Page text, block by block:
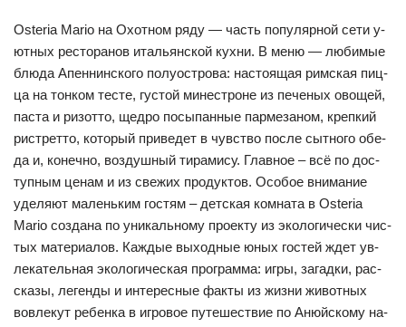
Osteria Mario на Охот­ном ря­ду — часть по­пу­ляр­ной се­ти у­
ют­ных рес­то­ра­нов италь­ян­ской кух­ни. В ме­ню — лю­би­мые
блю­да Апен­нин­ско­го по­лу­ос­тро­ва: нас­то­ящая рим­ская пиц­
ца на тон­ком тес­те, гус­той ми­нес­тро­не из пе­че­ных ово­щей,
пас­та и ри­зот­то, щед­ро по­сы­пан­ные пар­ме­за­ном, креп­кий
рис­трет­то, ко­то­рый при­ве­дет в чувс­тво пос­ле сыт­но­го обе­
да и, ко­неч­но, воз­душ­ный ти­ра­ми­су. Глав­ное – всё по дос­
туп­ным це­нам и из све­жих про­дук­тов. Осо­бое вни­ма­ние
уде­ля­ют ма­лень­ким гос­тям – дет­ская ком­на­та в Osteria
Mario соз­да­на по уни­каль­но­му про­ек­ту из эко­ло­ги­чес­ки чис­
тых ма­те­ри­алов. Каж­дые вы­ход­ные юных гос­тей ждет ув­
ле­ка­тель­ная эко­ло­ги­чес­кая прог­рам­ма: иг­ры, за­гад­ки, рас­
ска­зы, ле­ген­ды и ин­те­рес­ные фак­ты из жиз­ни жи­вот­ных
вов­ле­кут ре­бен­ка в иг­ро­вое пу­те­шес­твие по Анюй­ско­му на­